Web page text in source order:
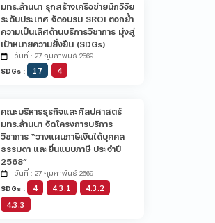
มทร.ล้านนา รุกสร้างเครือข่ายนักวิจัย
ระดับประเทศ จัดอบรม SROI ตอกย้ำ
ความเป็นเลิศด้านบริการวิชาการ มุ่งสู่
เป้าหมายความยั่งยืน (SDGs)
วันที่ : 27 กุมภาพันธ์ 2569
SDGs :
17 4
คณะบริหารธุรกิจและศิลปศาสตร์
มทร.ล้านนา จัดโครงการบริการ
วิชาการ “วางแผนภาษีเงินได้บุคคล
ธรรมดา และยื่นแบบภาษี ประจำปี
2568”
วันที่ : 27 กุมภาพันธ์ 2569
SDGs :
4 4.3.1
4.3.2
4.3.3